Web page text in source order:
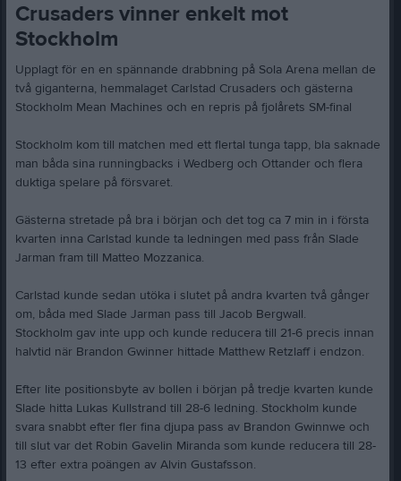
Crusaders vinner enkelt mot
Stockholm
Upplagt för en en spännande drabbning på Sola Arena mellan de
två giganterna, hemmalaget Carlstad Crusaders och gästerna
Stockholm Mean Machines och en repris på fjolårets SM-final
Stockholm kom till matchen med ett flertal tunga tapp, bla saknade
man båda sina runningbacks i Wedberg och Ottander och flera
duktiga spelare på försvaret.
Gästerna stretade på bra i början och det tog ca 7 min in i första
kvarten inna Carlstad kunde ta ledningen med pass från Slade
Jarman fram till Matteo Mozzanica.
Carlstad kunde sedan utöka i slutet på andra kvarten två gånger
om, båda med Slade Jarman pass till Jacob Bergwall.
Stockholm gav inte upp och kunde reducera till 21-6 precis innan
halvtid när Brandon Gwinner hittade Matthew Retzlaff i endzon.
Efter lite positionsbyte av bollen i början på tredje kvarten kunde
Slade hitta Lukas Kullstrand till 28-6 ledning. Stockholm kunde
svara snabbt efter fler fina djupa pass av Brandon Gwinnwe och
till slut var det Robin Gavelin Miranda som kunde reducera till 28-
13 efter extra poängen av Alvin Gustafsson.